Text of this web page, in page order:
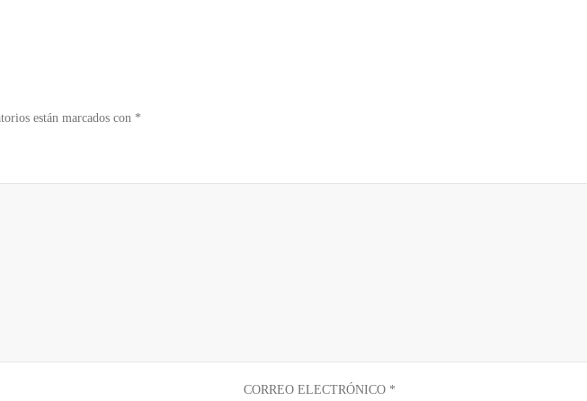
están marcados con *
CORREO ELECTRÓNICO *